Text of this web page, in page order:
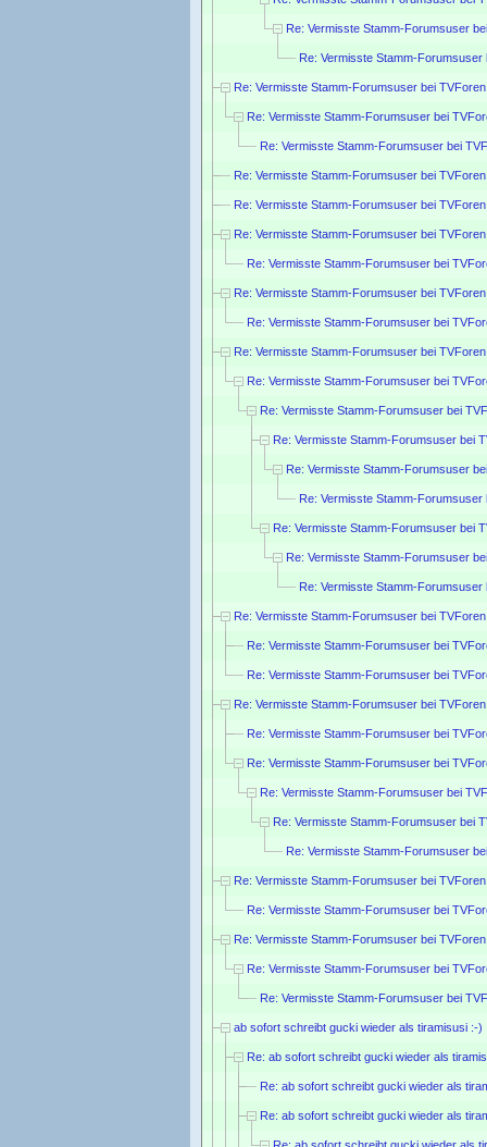
Re: Vermisste Stamm-Forumsuser
Re: Vermisste Stamm-Forumsuser
Re: Vermisste Stamm-Forumsuser bei
Re: Vermisste Stamm-Forumsuser bei
Re: Vermisste Stamm-Forumsuser bei
Re: Vermisste Stamm-Forumsuser bei
Re: Vermisste Stamm-Forumsuser bei
Re: Vermisste Stamm-Forumsuser bei
Re: Vermisste Stamm-Forumsuser bei
Re: Vermisste Stamm-Forumsuser bei
Re: Vermisste Stamm-Forumsuser bei
Re: Vermisste Stamm-Forumsuser bei
Re: Vermisste Stamm-Forumsuser bei
Re: Vermisste Stamm-Forumsuser bei
Re: Vermisste Stamm-Forumsuser bei
Re: Vermisste Stamm-Forumsuser
Re: Vermisste Stamm-Forumsuser
Re: Vermisste Stamm-Forumsuser bei
Re: Vermisste Stamm-Forumsuser
Re: Vermisste Stamm-Forumsuser
Re: Vermisste Stamm-Forumsuser bei
Re: Vermisste Stamm-Forumsuser bei
Re: Vermisste Stamm-Forumsuser bei
Re: Vermisste Stamm-Forumsuser bei
Re: Vermisste Stamm-Forumsuser bei
Re: Vermisste Stamm-Forumsuser bei
Re: Vermisste Stamm-Forumsuser bei
Re: Vermisste Stamm-Forumsuser bei
Re: Vermisste Stamm-Forumsuser
Re: Vermisste Stamm-Forumsuser bei
Re: Vermisste Stamm-Forumsuser bei
Re: Vermisste Stamm-Forumsuser bei
Re: Vermisste Stamm-Forumsuser bei
Re: Vermisste Stamm-Forumsuser bei
ab sofort schreibt gucki wieder als tiramisusi :-)
Re: ab sofort schreibt gucki wieder als
Re: ab sofort schreibt gucki wieder als
Re: ab sofort schreibt gucki wieder als